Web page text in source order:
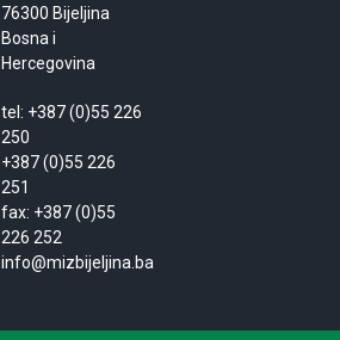
76300 Bijeljina
Bosna i
Hercegovina
tel: +387 (0)55 226
250
+387 (0)55 226
251
fax: +387 (0)55
226 252
info@mizbijeljina.ba